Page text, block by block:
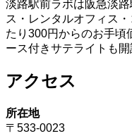
淡路駅前ラボは阪急淡
ス・レンタルオフィス
たり300円からのお手頃
ース付きサテライトも
アクセス
所在地
〒533-0023